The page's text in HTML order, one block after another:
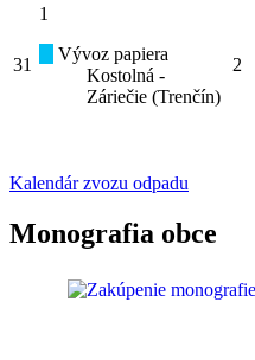
31
1
Vývoz papiera
Kostolná -
Záriečie (Trenčín)
2
Kalendár zvozu odpadu
Monografia obce